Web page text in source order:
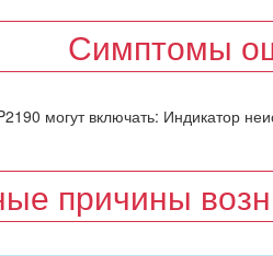
Симптомы
могут включать: Индикатор
причины